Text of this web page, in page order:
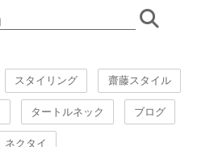
スタイリング 齋藤スタイル
タートルネック ブログ
ネクタイ